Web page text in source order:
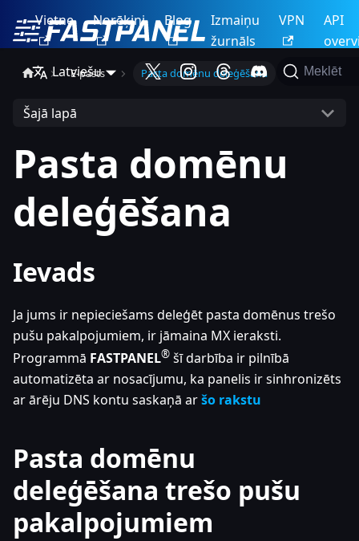
Vietne Norēķini Blog
Izmaiņu
žurnāls
VPN
API
Latviešu
Meklēt
E-pasts Pasta domēnu deleģēšana
Šajā lapā
Pasta domēnu
deleģēšana
Ievads
Ja jums ir nepieciešams deleģēt pasta domēnus trešo
pušu pakalpojumiem, ir jāmaina MX ieraksti.
Programmā FASTPANEL® šī darbība ir pilnībā
automatizēta ar nosacījumu, ka panelis ir sinhronizēts
ar ārēju DNS kontu saskaņā aršo rakstu
Pasta domēnu
deleģēšana trešo pušu
pakalpojumiem